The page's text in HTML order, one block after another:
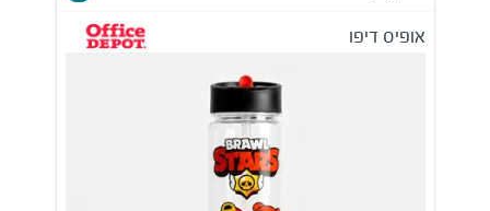
אופיס דיפו